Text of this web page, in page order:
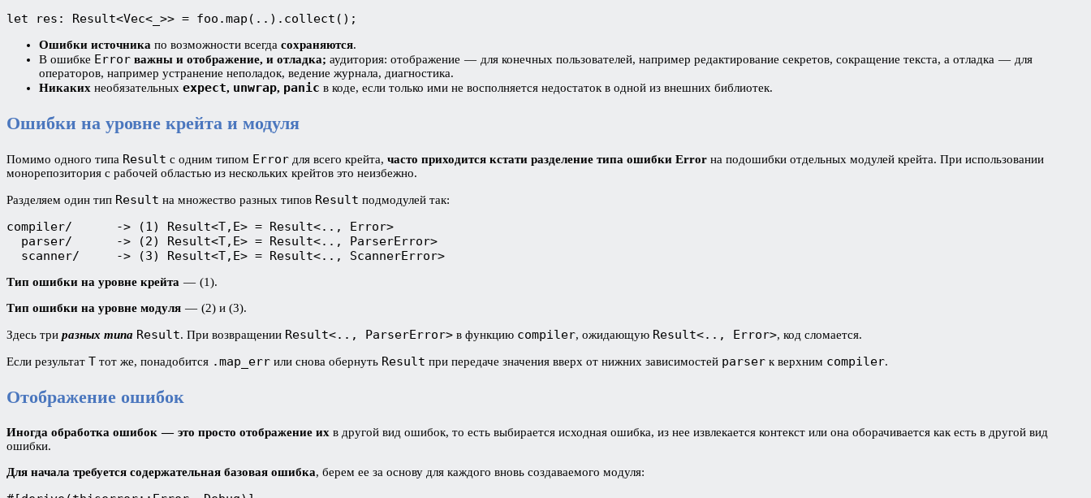
let res: Result<Vec<_>> = foo.map(..).collect();
Ошибки источника по возможности всегда сохраняются.
В ошибке Error важны и отображение, и отладка; аудитория: отображение — для конечных пользователей, например редактирование секретов, сокращение текста, а отладка — для
операторов, например устранение неполадок, ведение журнала, диагностика.
Никаких необязательных expect, unwrap, panic в коде, если только ими не восполняется недостаток в одной из внешних библиотек.
Ошибки на уровне крейта и модуля
Помимо одного типа Result с одним типом Error для всего крейта, часто приходится кстати разделение типа ошибки Error на подошибки отдельных модулей крейта. При использовании
монорепозитория с рабочей областью из нескольких крейтов это неизбежно.
Разделяем один тип Result на множество разных типов Result подмодулей так:
compiler/      -> (1) Result<T,E> = Result<.., Error>
  parser/      -> (2) Result<T,E> = Result<.., ParserError>
  scanner/     -> (3) Result<T,E> = Result<.., ScannerError>
Тип ошибки на уровне крейта — (1).
Тип ошибки на уровне модуля — (2) и (3).
Здесь три разных типа Result. При возвращении Result<.., ParserError> в функцию compiler, ожидающую Result<.., Error>, код сломается.
Если результат T тот же, понадобится .map_err или снова обернуть Result при передаче значения вверх от нижних зависимостей parser к верхним compiler.
Отображение ошибок
Иногда обработка ошибок — это просто отображение их в другой вид ошибок, то есть выбирается исходная ошибка, из нее извлекается контекст или она оборачивается как есть в другой вид
ошибки.
Для начала требуется содержательная базовая ошибка, берем ее за основу для каждого вновь создаваемого модуля: